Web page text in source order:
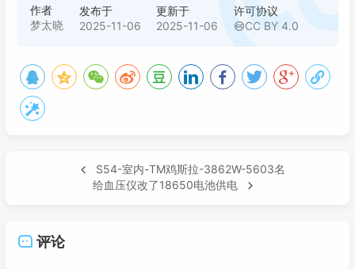
作者
梦太晓
发布于
2025-11-06
更新于
2025-11-06
许可协议
CC BY 4.0
S54-室内-TM鸡斯拉-3862W-5603名
给血压仪改了18650电池供电
评论